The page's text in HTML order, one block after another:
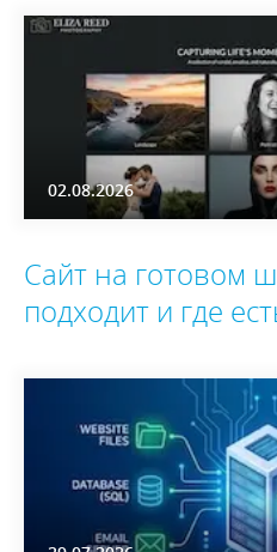
02.08.2026
Сайт на готовом
подходит и где